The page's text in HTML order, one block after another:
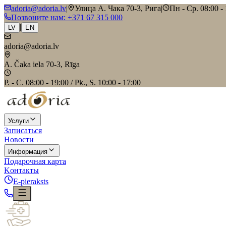
adoria@adoria.lv| Улица А. Чака 70-3, Рига|
Пн - Ср. 08:00 -
Позвоните нам: +371 67 315 000
LV | EN
adoria@adoria.lv
A. Čaka iela 70-3, Rīga
P. - C. 08:00 - 19:00 / Pk., S. 10:00 - 17:00
Услуги
Записаться
Новости
Информация
Подарочная карта
Kонтакты
E-pieraksts